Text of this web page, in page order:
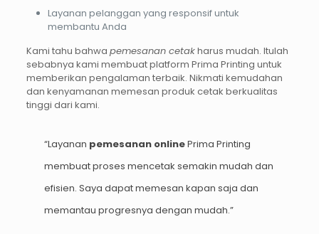
Layanan pelanggan yang responsif untuk
membantu Anda
Kami tahu bahwa pemesanan cetakharus mudah. Itulah
sebabnya kami membuat platform Prima Printing untuk
memberikan pengalaman terbaik. Nikmati kemudahan
dan kenyamanan memesan produk cetak berkualitas
tinggi dari kami.
“Layanan pemesanan onlinePrima Printing
membuat proses mencetak semakin mudah dan
efisien. Saya dapat memesan kapan saja dan
memantau progresnya dengan mudah.”